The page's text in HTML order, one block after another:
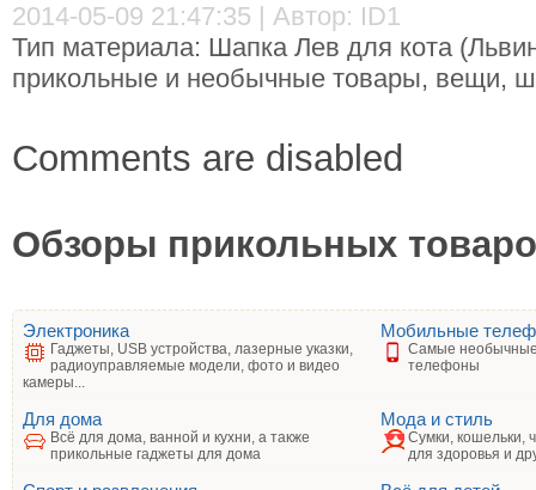
2014-05-09 21:47:35 | Автор: ID1
Тип материала: Шапка Лев для кота
прикольные и необычные товары, вещи,
Comments are disabled
Обзоры прикольных
Электроника
Гаджеты, USB устройства, лазерные указки,
радиоуправляемые модели, фото и видео
камеры...
Мобильные
Самые
телефоны
Для дома
Всё для дома, ванной и кухни, а также
прикольные гаджеты для дома
Мода и стиль
Сумки, кошельки,
для здоровья и